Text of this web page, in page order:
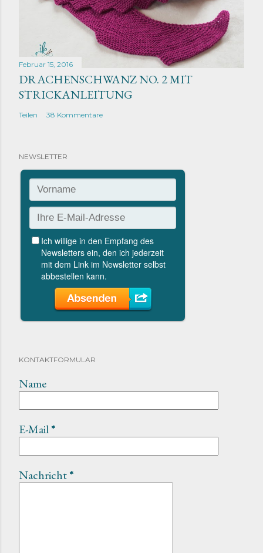
Februar 15, 2016
DRACHENSCHWANZ NO. 2 MIT
STRICKANLEITUNG
Teilen 38 Kommentare
NEWSLETTER
KONTAKTFORMULAR
Name
E-Mail*
Nachricht*